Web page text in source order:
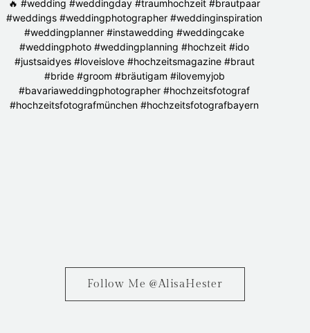
Follow Me @AlisaHester